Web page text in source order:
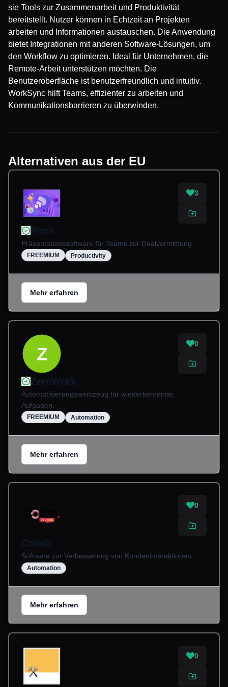
sie Tools zur Zusammenarbeit und Produktivität
bereitstellt. Nutzer können in Echtzeit an Projekten
arbeiten und Informationen austauschen. Die Anwendung
bietet Integrationen mit anderen Software-Lösungen, um
den Workflow zu optimieren. Ideal für Unternehmen, die
Remote-Arbeit unterstützen möchten. Die
Benutzeroberfläche ist benutzerfreundlich und intuitiv.
WorkSync hilft Teams, effizienter zu arbeiten und
Kommunikationsbarrieren zu überwinden.
Alternativen aus der EU
3
Pitch
Präsentationssoftware für Teams zur Dealvermittlung.
FREEMIUM Productivity
Mehr erfahren
Z
0
ZeroWork
Automatisierungswerkzeug für wiederkehrende
Aufgaben.
FREEMIUM Automation
Mehr erfahren
0
Collab
Software zur Verbesserung von Kundeninteraktionen.
Automation
Mehr erfahren
0